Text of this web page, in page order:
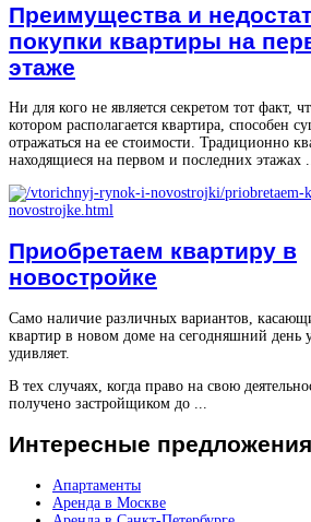
Преимущества и
покупки квартиры на
этаже
Ни для кого не является секретом тот факт,
котором располагается квартира, способен
отражаться на ее стоимости. Традиционно
находящиеся на первом и последних этажах
Приобретаем квартиру в
новостройке
Само наличие различных вариантов,
квартир в новом доме на сегодняшний день
удивляет.
В тех случаях, когда право на свою
получено застройщиком до ...
Интересные предложения
Апартаменты
Аренда в Москве